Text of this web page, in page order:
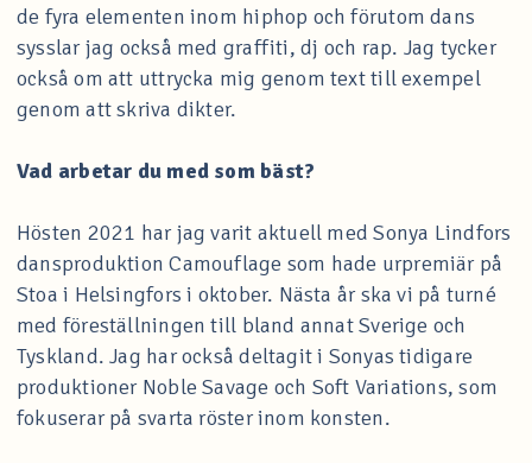
de fyra elementen inom hiphop och förutom dans
sysslar jag också med graffiti, dj och rap. Jag tycker
också om att uttrycka mig genom text till exempel
genom att skriva dikter.
Vad arbetar du med som bäst?
Hösten 2021 har jag varit aktuell med Sonya Lindfors
dansproduktion Camouflage som hade urpremiär på
Stoa i Helsingfors i oktober. Nästa år ska vi på turné
med föreställningen till bland annat Sverige och
Tyskland. Jag har också deltagit i Sonyas tidigare
produktioner Noble Savage och Soft Variations, som
fokuserar på svarta röster inom konsten.